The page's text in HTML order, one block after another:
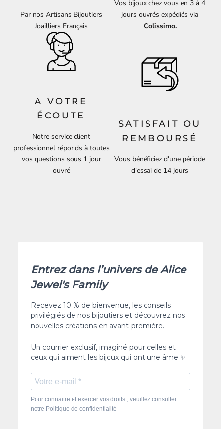
Par nos Artisans Bijoutiers
Joailliers Français
Vos bijoux chez vous en 3 à 4
jours ouvrés expédiés via
Colissimo.
A VOTRE
ÉCOUTE
Notre service client
professionnel réponds à toutes
vos questions sous 1 jour
ouvré
SATISFAIT OU
REMBOURSÉ
Vous bénéficiez d'une période
d'essai de 14 jours
Entrez dans l’univers de Alice
Jewel's Family
Recevez 10 % de bienvenue, les conseils
privilégiés de nos bijoutiers et découvrez nos
nouvelles créations en avant-première.
Un courrier exclusif, imaginé pour celles et
ceux qui aiment les bijoux qui ont une âme ✨
Pour connaitre et exercer vos droits , veuillez consulter
notre Politique de confidentialité